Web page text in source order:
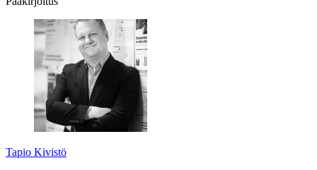
Tapio Kivistö